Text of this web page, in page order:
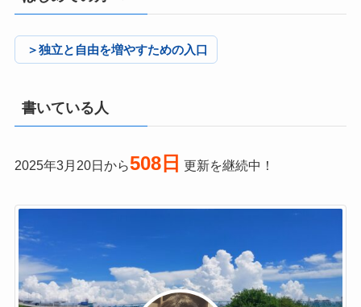
＞独立と自由を増やすための入口
書いている人
2025年3月20日から508日 更新を継続中！